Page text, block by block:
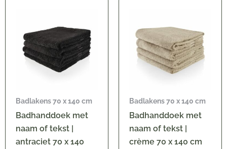
Badlakens 70 x 140 cm
Badhanddoek met
naam of tekst |
antraciet 70 x 140
Badlakens 70 x 140 cm
Badhanddoek met
naam of tekst |
crème 70 x 140 cm